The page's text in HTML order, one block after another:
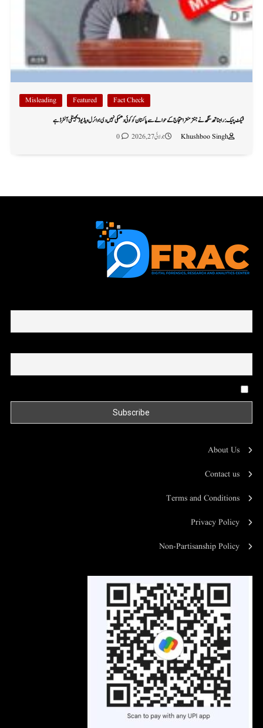
Fact Check
Featured
Misleading
فیکٹ چیک: راجناتھ سنگھ نے جنتر منتر احتجاج کے حوالے سے پاکستان کو کوئی دھمکی نہیں دی؛ وائرل ویڈیو ڈیجیٹلی آلٹرڈ ہے
Khushboo Singh
جولائی 27, 2026 0
About Us
Contact us
Terms and Conditions
Privacy Policy
Non-Partisanship Policy